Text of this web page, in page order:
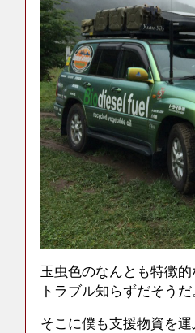
玉虫色のなんとも特徴的
トラブル知らずだそうだ
そこに僕も支援物資を運